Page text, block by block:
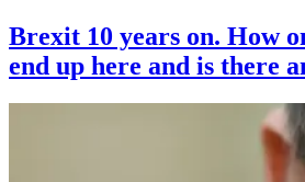
Brexit 10 years on. How
end up here and is there